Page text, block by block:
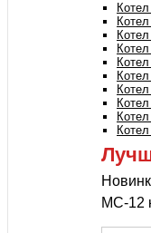
MC-12